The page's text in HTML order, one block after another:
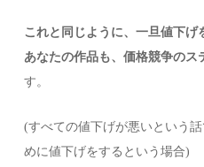
これと同じように、一旦値下げ
あなたの作品も、価格競争のス
す。
(すべての値下げが悪いという
めに値下げをするという場合)